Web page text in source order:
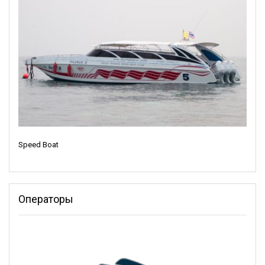
Причал пляжа Ко Нгай служит отправной точкой для
знакомства с живописным островом Ко Нгай. Почувствуйте
мягкий песок под ногами и начните путешествие, полное
расслабления и впечатлений. Этот удобный причал
соединяет вас с кристально чистыми водами Андаманского
моря, открывая перед вами множество возможностей.
С восходом солнца садитесь на традиционную лодку с
длинным хвостом и исследуйте близлежащие
достопримечательности, такие как
удивят вас яркой морской жизнью.
Speed Boat
Операторы